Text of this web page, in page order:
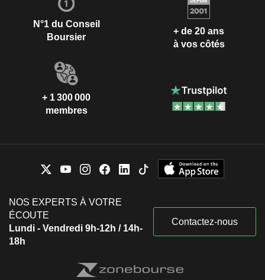
N°1 du Conseil
Boursier
+ de 20 ans
à vos côtés
+ 1 300 000
membres
NOS EXPERTS À VOTRE
ÉCOUTE
Lundi - Vendredi 9h-12h / 14h-
18h
Contactez-nous